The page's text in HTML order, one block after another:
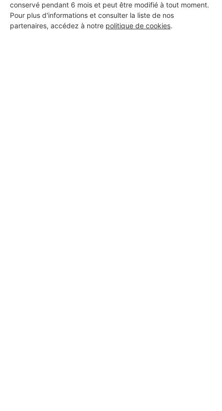
conservé pendant 6 mois et peut être modifié à tout moment.
Pour plus d'informations et consulter la liste de nos
partenaires, accédez à notre politique de cookies.
Jeremy Gallet D.E.C.A